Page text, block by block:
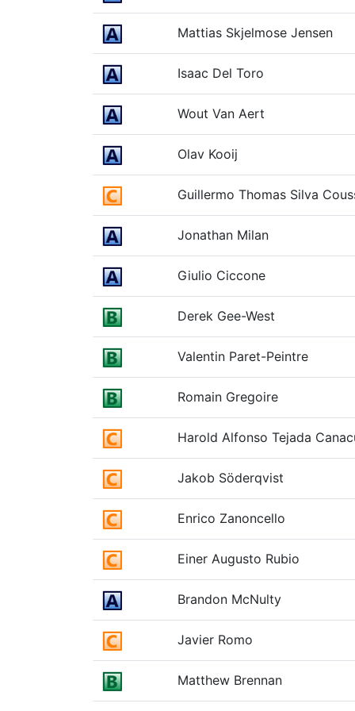
Mattias Skjelmose Jensen
Isaac Del Toro
Wout Van Aert
Olav Kooij
Guillermo Thomas Silva
Jonathan Milan
Giulio Ciccone
Derek Gee-West
Valentin Paret-Peintre
Romain Gregoire
Harold Alfonso Tejada
Jakob Söderqvist
Enrico Zanoncello
Einer Augusto Rubio
Brandon McNulty
Javier Romo
Matthew Brennan